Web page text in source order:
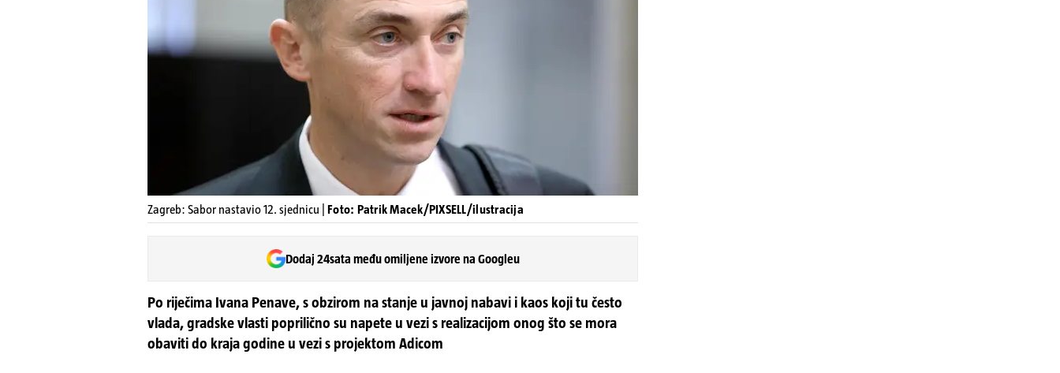
Zagreb: Sabor nastavio 12. sjednicu | Foto: Patrik Macek/PIXSELL/ilustracija
Dodaj 24sata među omiljene izvore na Googleu
Po riječima Ivana Penave, s obzirom na stanje u javnoj nabavi i kaos koji tu često
vlada, gradske vlasti poprilično su napete u vezi s realizacijom onog što se mora
obaviti do kraja godine u vezi s projektom Adicom